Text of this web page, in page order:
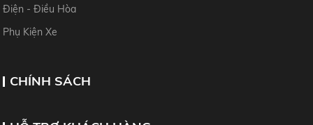
Điện - Điều Hòa
Phụ Kiện Xe
CHÍNH SÁCH